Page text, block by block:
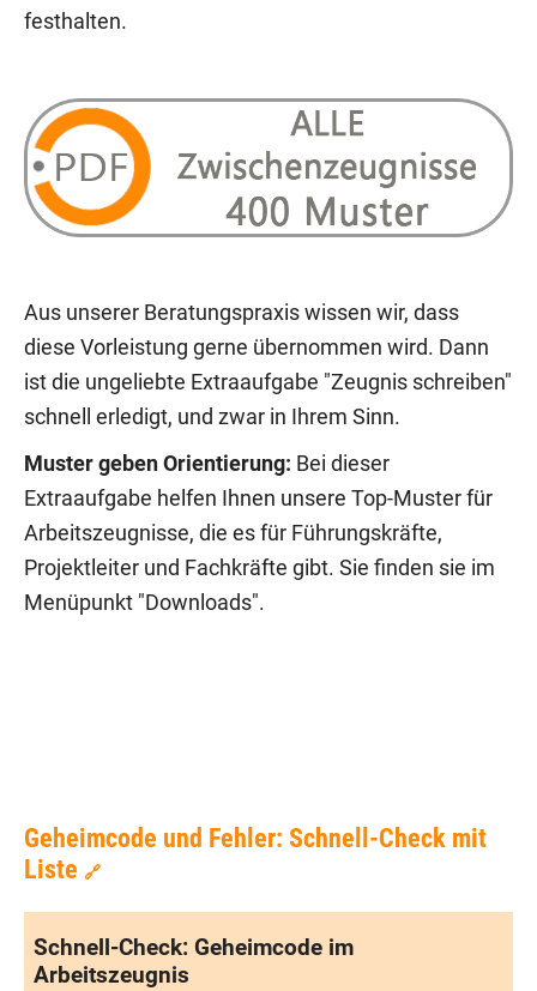
festhalten.
Aus unserer Beratungspraxis wissen wir, dass
diese Vorleistung gerne übernommen wird. Dann
ist die ungeliebte Extraaufgabe "Zeugnis schreiben"
schnell erledigt, und zwar in Ihrem Sinn.
Muster geben Orientierung: Bei dieser
Extraaufgabe helfen Ihnen unsere Top-Muster für
Arbeitszeugnisse, die es für Führungskräfte,
Projektleiter und Fachkräfte gibt. Sie finden sie im
Menüpunkt "Downloads".
Geheimcode und Fehler: Schnell-Check mit
Liste 🔗
Schnell-Check: Geheimcode im
Arbeitszeugnis